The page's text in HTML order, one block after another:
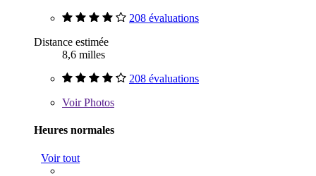
208 évaluations
Distance estimée
8,6 milles
208 évaluations
VoirPhotos
Heures normales
Voir tout